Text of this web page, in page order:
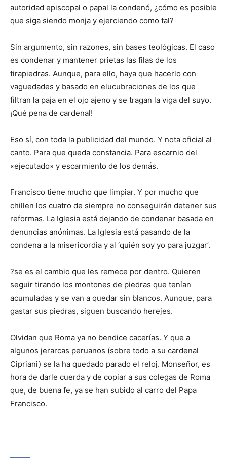
autoridad episcopal o papal la condenó, ¿cómo es posible
que siga siendo monja y ejerciendo como tal?
Sin argumento, sin razones, sin bases teológicas. El caso
es condenar y mantener prietas las filas de los
tirapiedras. Aunque, para ello, haya que hacerlo con
vaguedades y basado en elucubraciones de los que
filtran la paja en el ojo ajeno y se tragan la viga del suyo.
¡Qué pena de cardenal!
Eso sí, con toda la publicidad del mundo. Y nota oficial al
canto. Para que queda constancia. Para escarnio del
«ejecutado» y escarmiento de los demás.
Francisco tiene mucho que limpiar. Y por mucho que
chillen los cuatro de siempre no conseguirán detener sus
reformas. La Iglesia está dejando de condenar basada en
denuncias anónimas. La Iglesia está pasando de la
condena a la misericordia y al ‘quién soy yo para juzgar’.
?se es el cambio que les remece por dentro. Quieren
seguir tirando los montones de piedras que tenían
acumuladas y se van a quedar sin blancos. Aunque, para
gastar sus piedras, siguen buscando herejes.
Olvidan que Roma ya no bendice cacerías. Y que a
algunos jerarcas peruanos (sobre todo a su cardenal
Cipriani) se la ha quedado parado el reloj. Monseñor, es
hora de darle cuerda y de copiar a sus colegas de Roma
que, de buena fe, ya se han subido al carro del Papa
Francisco.